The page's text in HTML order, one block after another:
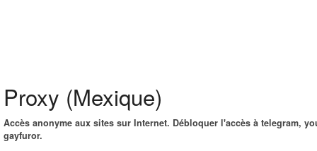
Proxy (Mexique)
Accès anonyme aux sites sur Internet. Débloquer l'accès à telegram,
gayfuror.